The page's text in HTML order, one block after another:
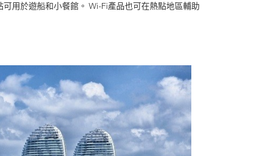
用於遊船和小餐館。 Wi-Fi產品也可在熱點地區輔助